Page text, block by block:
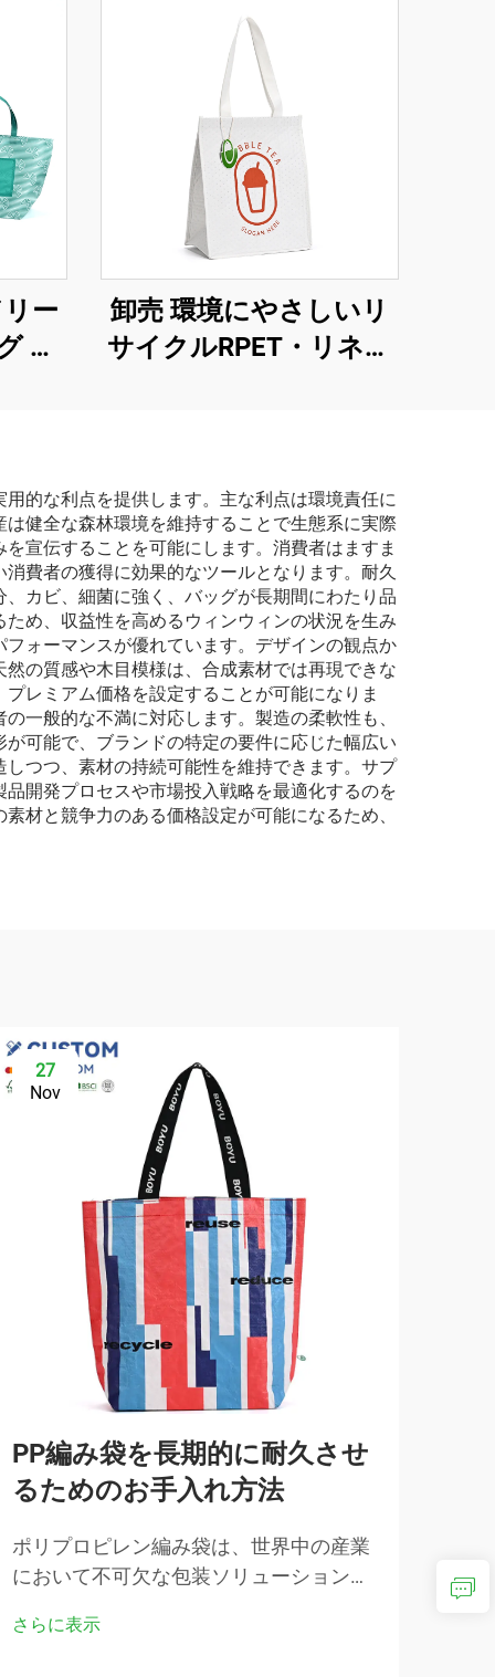
ー
カ
卸売 環境にやさしいリ
サイクルRPET・リネン
イクル可能
的な利点を提供します。主な利点は環境責任に
健全な森林環境を維持することで生態系に実際
宣伝することを可能にします。消費者はますま
費者の獲得に効果的なツールとなります。耐久
カビ、細菌に強く、バッグが長期間にわたり品
め、収益性を高めるウィンウィンの状況を生み
ォーマンスが優れています。デザインの観点か
の質感や木目模様は、合成素材では再現できな
レミアム価格を設定することが可能になりま
一般的な不満に対応します。製造の柔軟性も、
可能で、ブランドの特定の要件に応じた幅広い
つつ、素材の持続可能性を維持できます。サプ
開発プロセスや市場投入戦略を最適化するのを
材と競争力のある価格設定が可能になるため、
27
Nov
PP編み袋を長期的に耐久させ
るためのお手入れ方法
ポリプロピレン編み袋は、世界中の産業
において不可欠な包装ソリューションと
い耐久性と多用途性を提供しています。
さらに表示
フ